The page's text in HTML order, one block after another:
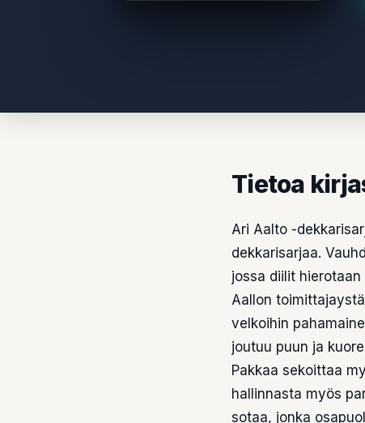
Tietoa
Ari Aalto -
dekkarisarjaa.
jossa diilit
Aallon
velkoihin
joutuu puun ja
Pakkaa sekoittaa
hallinnasta myös
sotaa, jonka